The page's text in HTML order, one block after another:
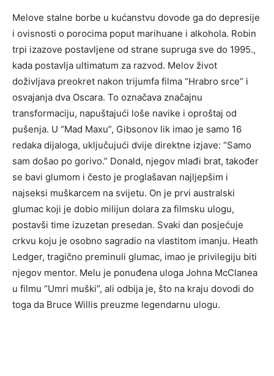
Melove stalne borbe u kućanstvu dovode ga do depresije
i ovisnosti o porocima poput marihuane i alkohola. Robin
trpi izazove postavljene od strane supruga sve do 1995.,
kada postavlja ultimatum za razvod. Melov život
doživljava preokret nakon trijumfa filma “Hrabro srce” i
osvajanja dva Oscara. To označava značajnu
transformaciju, napuštajući loše navike i oproštaj od
pušenja. U “Mad Maxu”, Gibsonov lik imao je samo 16
redaka dijaloga, uključujući dvije direktne izjave: “Samo
sam došao po gorivo.” Donald, njegov mlađi brat, također
se bavi glumom i često je proglašavan najljepšim i
najseksi muškarcem na svijetu. On je prvi australski
glumac koji je dobio milijun dolara za filmsku ulogu,
postavši time izuzetan presedan. Svaki dan posjećuje
crkvu koju je osobno sagradio na vlastitom imanju. Heath
Ledger, tragično preminuli glumac, imao je privilegiju biti
njegov mentor. Melu je ponuđena uloga Johna McClanea
u filmu “Umri muški”, ali odbija je, što na kraju dovodi do
toga da Bruce Willis preuzme legendarnu ulogu.